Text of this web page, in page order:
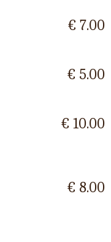
€ 7.00
€ 5.00
€ 10.00
€ 8.00